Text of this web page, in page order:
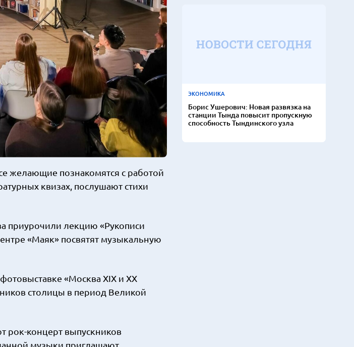
желающие познакомятся с работой
квизах, послушают стихи
приурочили лекцию «Рукописи
«Маяк» посвятят музыкальную
«Москва ХIХ и ХХ
столицы в период Великой
рок-концерт выпускников
ЭКОНОМИКА
Борис Ушерович: Новая развязка на
станции Тында повысит пропускную
способность Тындинского узла